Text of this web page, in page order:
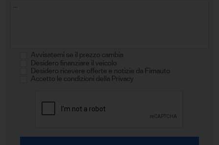
Avvisatemi se il prezzo cambia
Desidero finanziare il veicolo
Desidero ricevere offerte e notizie da Fimauto
Accetto le condizioni della Privacy